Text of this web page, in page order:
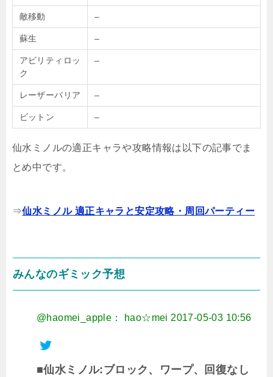
敵移動 –
蘇生 –
アビリティロッ
ク
–
レーザーバリア –
ビットン –
仙水ミノルの適正キャラや攻略情報は以下の記事でま
とめ中です。
⇒仙水ミノル 適正キャラと安定攻略・周回パーティー
みんなのギミック予想
@haomei_apple： hao☆mei 2017-05-03 10:56
■仙水ミノル:ブロック、ワープ、回復なし